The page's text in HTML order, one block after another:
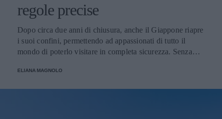
regole precise
Dopo circa due anni di chiusura, anche il Giappone riapre
i suoi confini, permettendo ad appassionati di tutto il
mondo di poterlo visitare in completa sicurezza. Senza
ELIANA MAGNOLO